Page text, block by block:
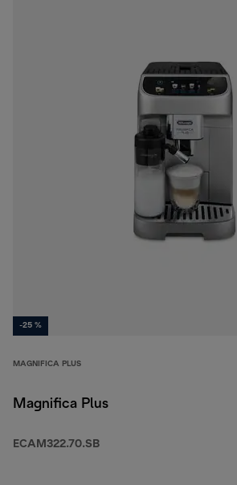
-25 %
MAGNIFICA PLUS
Magnifica Plus
ECAM322.70.SB